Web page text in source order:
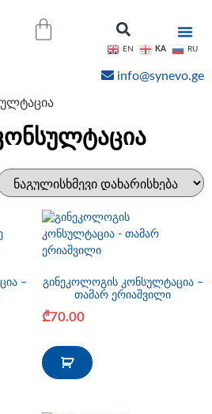
info@synevo.ge
–
გინეკოლოგის კონსულტაცია –
თამარ ერიაშვილი
₾70.00
EN KA RU